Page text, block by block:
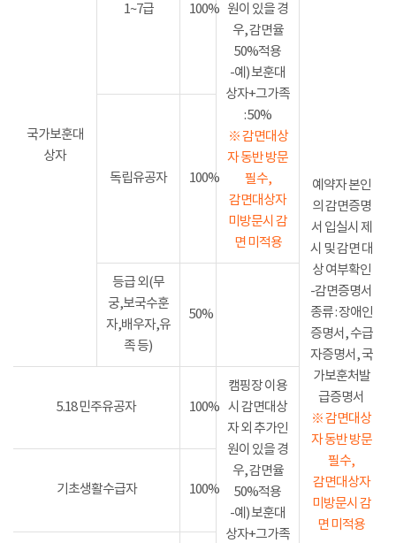
국가보훈대
상자
1~7급 100% 원이 있을 경
우, 감면율
50%적용
-예) 보훈대
상자+그가족
: 50%
※ 감면대상
자 동반 방문
필수,
감면대상자
미방문시 감
면 미적용
예약자 본인
의 감면증명
서 입실시 제
시 및 감면 대
상 여부확인
-감면증명서
종류 : 장애인
증명서, 수급
자증명서, 국
가보훈처발
급증명서
※ 감면대상
자 동반 방문
필수,
감면대상자
미방문시 감
면 미적용
독립유공자 100%
등급 외(무
궁,보국수훈
자,배우자,유
족 등)
50%
5.18 민주유공자 100%
캠핑장 이용
시 감면대상
자 외 추가인
원이 있을 경
우, 감면율
50%적용
-예) 보훈대
상자+그가족
기초생활수급자 100%